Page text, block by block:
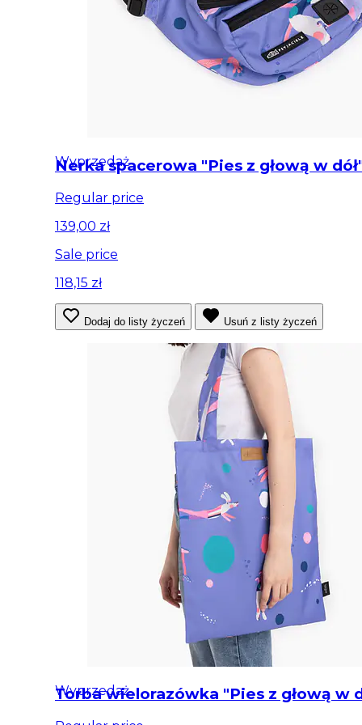
Wyprzedaż
Nerka spacerowa "Pies z głową w
Regular price
139,00 zł
Sale price
118,15 zł
Dodaj do listy życzeń Usuń z listy życzeń
Wyprzedaż
Torba wielorazówka "Pies z głową w